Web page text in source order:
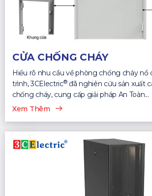
CỬA CHỐNG CHÁY
Hiểu rõ nhu cầu về phòng chống cháy nổ
trình, 3CElectric®đã nghiên cứu sản xuất
chống cháy, cung cấp giải pháp An Toàn...
Xem Thêm